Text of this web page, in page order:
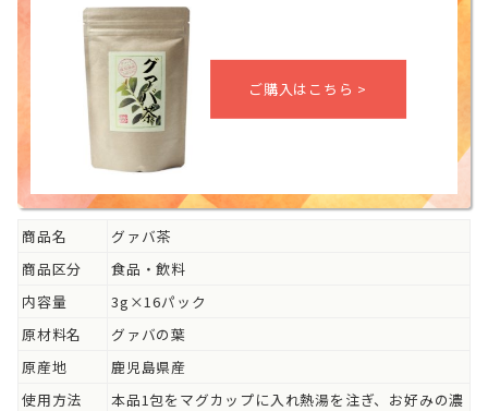
商品名
グァバ茶
商品区分
食品・飲料
内容量
3g×16パック
原材料名
グァバの葉
原産地
鹿児島県産
使用方法
本品1包をマグカップに入れ熱湯を注ぎ、お好みの濃